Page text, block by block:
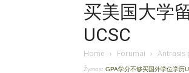
买美国大学
UCSC
Home › Forumai › Antrasis
Žymos: GPA学分不够买国外学位学历